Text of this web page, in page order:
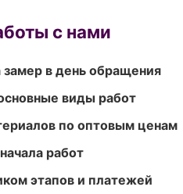
с нами
в день обращения
виды работ
по оптовым ценам
работ
этапов и платежей